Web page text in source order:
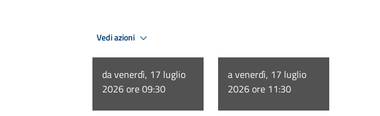
Vedi azioni
da venerdì, 17 luglio
2026 ore 09:30
a venerdì, 17 luglio
2026 ore 11:30